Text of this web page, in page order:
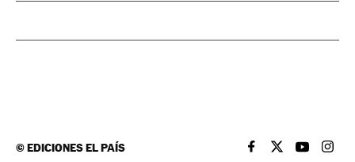
©EDICIONES EL PAÍS EL PAÍS BRASIL EN
EL PAÍSEL PAÍS
EL